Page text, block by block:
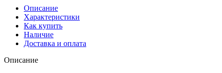
Описание
Характеристики
Как купить
Наличие
Доставка и оплата
Описание